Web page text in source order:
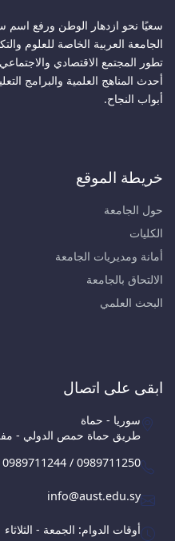
سعيًا نحو ازدهار الوطن ورفع اسم
الجامعة العربية الخاصة للعلوم
تطور المجتمع الاقتصادي
أحدث المناهج العلمية والبرامج
أبواب النجاح.
خريطة الموقع
حول الجامعة
الكليات
أمانة ومديريات الجامعة
الالتحاق بالجامعة
البحث العلمي
ابقى على اتصال
سوريا - حماة
طريق حماة حمص الدولي -
/ 0989711250
info@aust.edu.sy
أوقات الدوام: الجمعة - الثلاثاء